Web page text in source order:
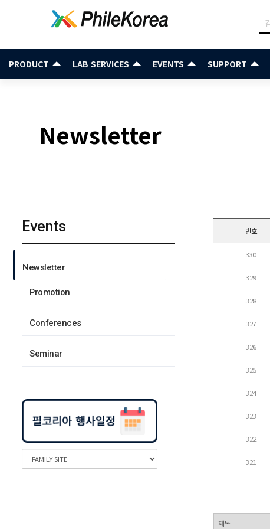
PRODUCT LAB SERVICES EVENTS SUPPORT
Newsletter
Events
Newsletter
Promotion
Conferences
Seminar
번호
330
329
328
327
326
325
324
323
322
321